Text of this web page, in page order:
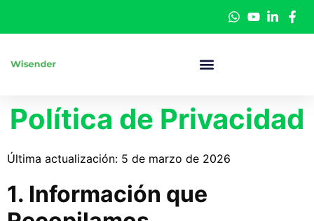
Política de Privacidad
Última actualización: 5 de marzo de 2026
1. Información que